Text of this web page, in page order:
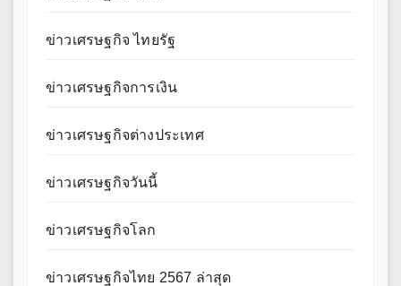
ข่าวเศรษฐกิจ ไทยรัฐ
ข่าวเศรษฐกิจการเงิน
ข่าวเศรษฐกิจต่างประเทศ
ข่าวเศรษฐกิจวันนี้
ข่าวเศรษฐกิจโลก
ข่าวเศรษฐกิจไทย 2567 ล่าสุด